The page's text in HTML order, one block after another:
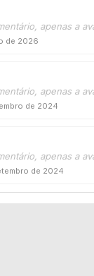
apenas a
de 2026
apenas a
de 2024
apenas a
de 2024